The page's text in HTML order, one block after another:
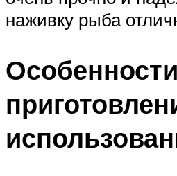
наживку рыба
Особенности